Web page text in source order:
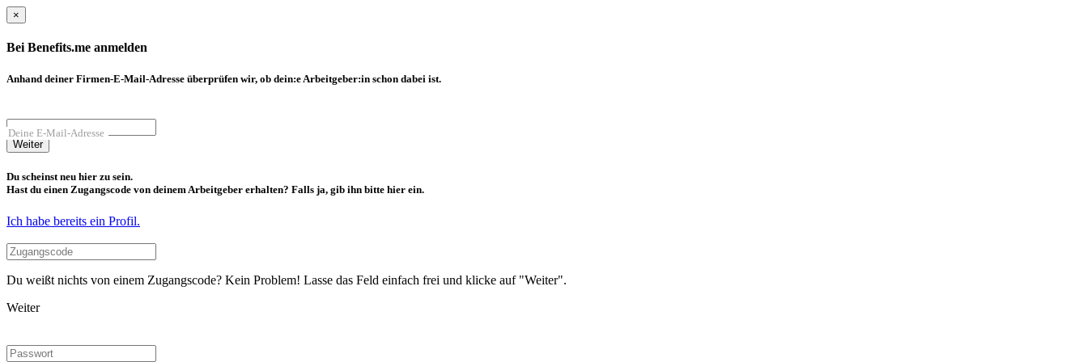
×
Bei Benefits.me anmelden
Anhand deiner Firmen-E-Mail-Adresse überprüfen wir, ob dein:e Arbeitgeber:in schon dabei ist.
Deine E-Mail-Adresse
Weiter
Du scheinst neu hier zu sein.
Hast du einen Zugangscode von deinem Arbeitgeber erhalten? Falls ja, gib ihn bitte hier ein.
Ich habe bereits ein Profil.
Du weißt nichts von einem Zugangscode? Kein Problem! Lasse das Feld einfach frei und klicke auf "Weiter".
Weiter